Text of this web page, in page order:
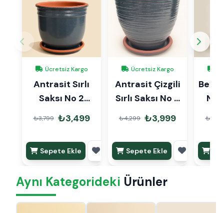
Ücretsiz Kargo
Antrasit Sırlı
Saksı No 2
Ø20cm
₺3,799 ₺3,499
Sepete Ekle
Ücretsiz Kargo
Antrasit Çizgili
Sırlı Saksı No 4
Ø27cm
₺4,299 ₺3,999
Sepete Ekle
No
Aynı Kategorideki Ürünler